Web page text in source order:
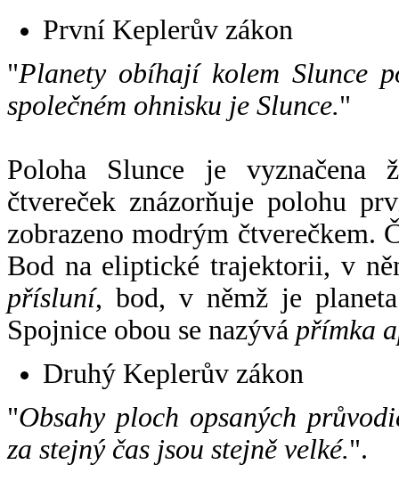
První Keplerův zákon
"Planety obíhají kolem Slunce
společném ohnisku je Slunce."
Poloha Slunce je vyznačena
čtvereček znázorňuje polohu
zobrazeno modrým čtverečkem.
Bod na eliptické trajektorii, v
přísluní, bod, v němž je
Spojnice obou se nazývá přímka
Druhý Keplerův zákon
"Obsahy ploch opsaných
za stejný čas jsou stejně velké.".